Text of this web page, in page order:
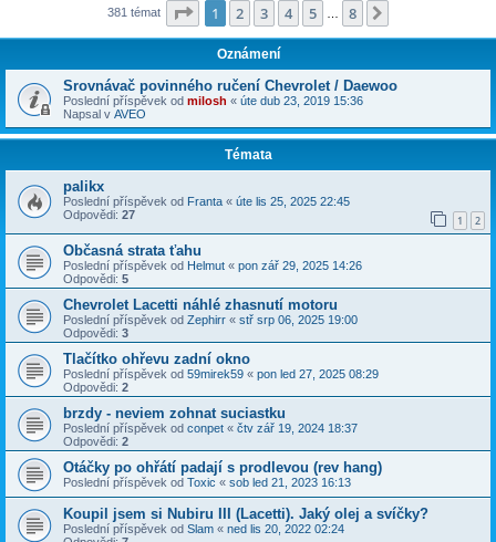
381 témat Stránka z
1 2 3 4 5 8
Oznámení
Srovnávač povinného ručení Chevrolet / Daewoo
Poslední příspěvek od milosh « úte dub 23, 2019 15:36
Napsal v AVEO
Témata
palikx
Poslední příspěvek od Franta « úte lis 25, 2025 22:45
Odpovědi: 27 1 2
Občasná strata ťahu
Poslední příspěvek od Helmut « pon zář 29, 2025 14:26
Odpovědi: 5
Chevrolet Lacetti náhlé zhasnutí motoru
Poslední příspěvek od Zephirr « stř srp 06, 2025 19:00
Odpovědi: 3
Tlačítko ohřevu zadní okno
Poslední příspěvek od 59mirek59 « pon led 27, 2025 08:29
Odpovědi: 2
brzdy - neviem zohnat suciastku
Poslední příspěvek od conpet « čtv zář 19, 2024 18:37
Odpovědi: 2
Otáčky po ohřátí padají s prodlevou (rev hang)
Poslední příspěvek od Toxic « sob led 21, 2023 16:13
Koupil jsem si Nubiru III (Lacetti). Jaký olej a svíčky?
Poslední příspěvek od Slam « ned lis 20, 2022 02:24